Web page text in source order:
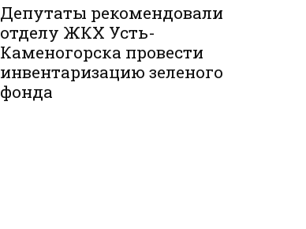
Депутаты рекомендовали
отделу ЖКХ Усть-
Каменогорска провести
инвентаризацию зеленого
фонда